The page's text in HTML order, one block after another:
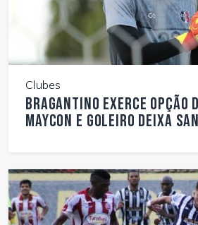
Clubes
Bragantino exerce opção
Maycon e goleiro deixa